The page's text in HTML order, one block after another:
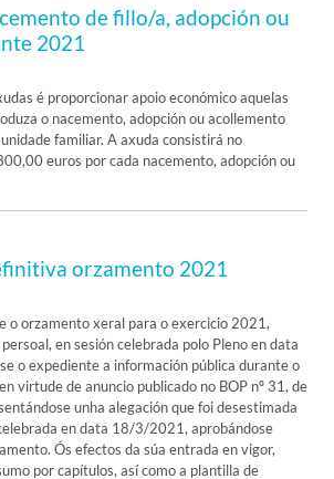
de fillo/a, adopción ou
2021
é proporcionar apoio económico aquelas
o nacemento, adopción ou acollemento
familiar. A axuda consistirá no
euros por cada nacemento, adopción ou
orzamento 2021
o orzamento xeral para o exercicio 2021,
en sesión celebrada polo Pleno en data
o expediente a información pública durante o
virtude de anuncio publicado no BOP nº 31, de
unha alegación que foi desestimada
en data 18/3/2021, aprobándose
Ós efectos da súa entrada en vigor,
por capítulos, así como a plantilla de